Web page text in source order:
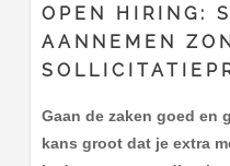
OPEN HIRING:
AANNEMEN
Gaan de zaken goed en
kans groot dat je extra